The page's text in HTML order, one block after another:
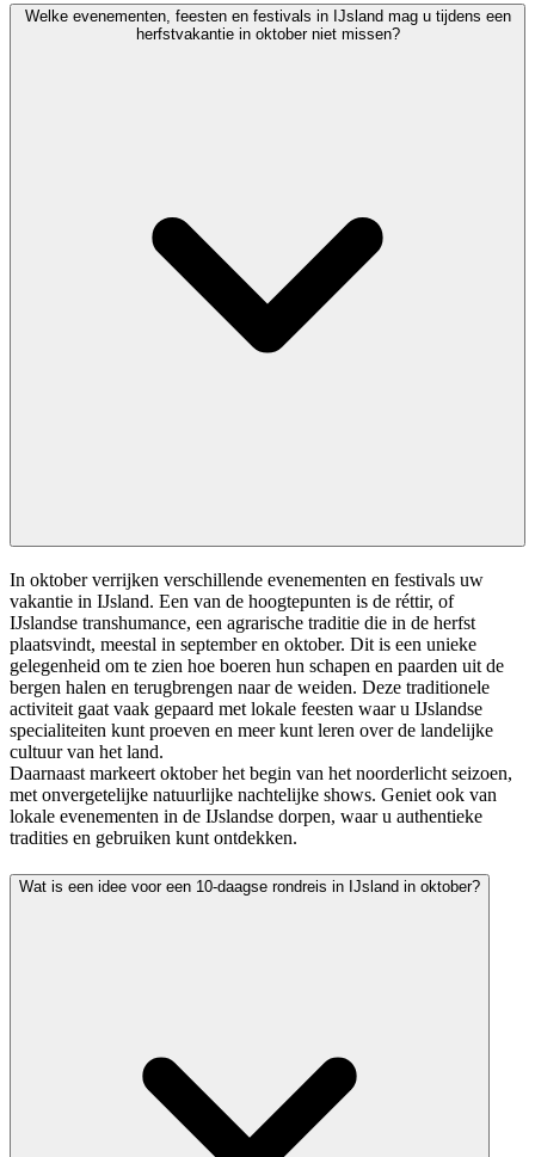
Welke evenementen, feesten en festivals in IJsland mag u tijdens een
herfstvakantie in oktober niet missen?
In oktober verrijken verschillende evenementen en festivals uw
vakantie in IJsland. Een van de hoogtepunten is de réttir, of
IJslandse transhumance, een agrarische traditie die in de herfst
plaatsvindt, meestal in september en oktober. Dit is een unieke
gelegenheid om te zien hoe boeren hun schapen en paarden uit de
bergen halen en terugbrengen naar de weiden. Deze traditionele
activiteit gaat vaak gepaard met lokale feesten waar u IJslandse
specialiteiten kunt proeven en meer kunt leren over de landelijke
cultuur van het land.
Daarnaast markeert oktober het begin van het noorderlicht seizoen,
met onvergetelijke natuurlijke nachtelijke shows. Geniet ook van
lokale evenementen in de IJslandse dorpen, waar u authentieke
tradities en gebruiken kunt ontdekken.
Wat is een idee voor een 10-daagse rondreis in IJsland in oktober?